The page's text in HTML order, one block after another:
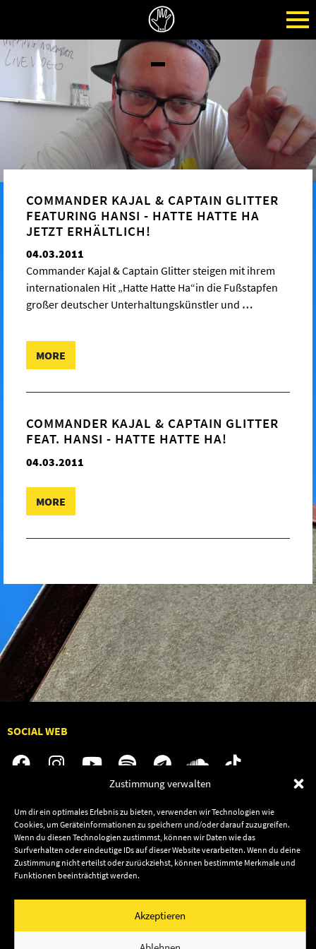
Zustimmung verwalten
Um dir ein optimales Erlebnis zu bieten, verwenden wir Technologien wie
Cookies, um Geräteinformationen zu speichern und/oder darauf zuzugreifen.
Wenn du diesen Technologien zustimmst, können wir Daten wie das
Surfverhalten oder eindeutige IDs auf dieser Website verarbeiten. Wenn du deine
Zustimmung nicht erteilst oder zurückziehst, können bestimmte Merkmale und
Funktionen beeinträchtigt werden.
Akzeptieren
COMMANDER KAJAL & CAPTAIN GLITTER
FEATURING HANSI - HATTE HATTE HA
JETZT ERHÄLTLICH!
04.03.2011
Commander Kajal & Captain Glitter steigen mit ihrem
internationalen Hit „Hatte Hatte Ha“in die Fußstapfen
großer deutscher Unterhaltungskünstler und …
MORE
COMMANDER KAJAL & CAPTAIN GLITTER
FEAT. HANSI - HATTE HATTE HA!
04.03.2011
MORE
SOCIAL WEB
Audiolith
News
Artists
Releases
Jobs
Kontakt
Termine
Shop
Newsletter
Impressum
Cookie-Richtlinie (EU)